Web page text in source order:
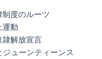
度のルーツ
運動
隷解放宣言
ューンティーンス